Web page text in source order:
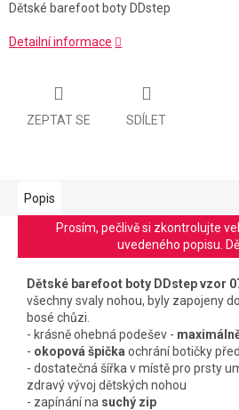
Dětské barefoot boty DDstep
Detailní informace
ZEPTAT SE SDÍLET
Popis
Prosím, pečlivě si zkontrolujte
uvedeného popisu.
Dětské barefoot boty DDstep vzor
všechny svaly nohou, byly zapojeny
bosé chůzi.
- krásně ohebná podešev -
- okopová špička ochrání botičky
- dostatečná šířka v místě pro prsty
zdravý vývoj dětských nohou
- zapínání na suchý zip